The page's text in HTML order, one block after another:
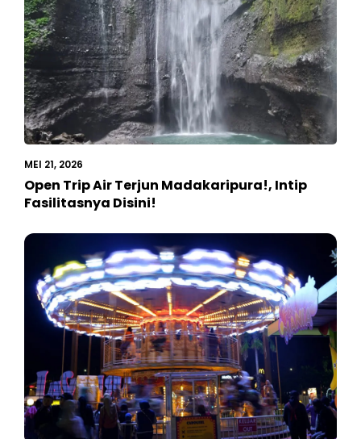
MEI 21, 2026
Open Trip Air Terjun Madakaripura!, Intip
Fasilitasnya Disini!